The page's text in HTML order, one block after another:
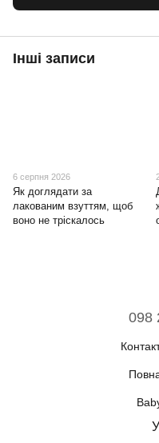
Інші записи
6 серпня 2026
Як доглядати за
лакованим взуттям, щоб
воно не тріскалось
098